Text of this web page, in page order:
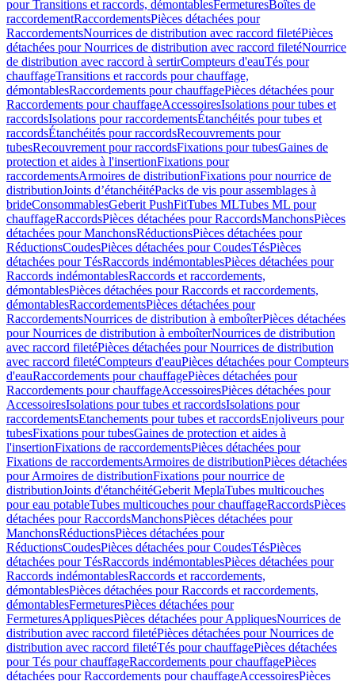
pour Transitions et raccords, démontablesFermeturesBoîtes de
raccordementRaccordementsPièces détachées pour
RaccordementsNourrices de distribution avec raccord filetéPièces
détachées pour Nourrices de distribution avec raccord filetéNourrice
de distribution avec raccord à sertirCompteurs d'eauTés pour
chauffageTransitions et raccords pour chauffage,
démontablesRaccordements pour chauffagePièces détachées pour
Raccordements pour chauffageAccessoiresIsolations pour tubes et
raccordsIsolations pour raccordementsÉtanchéités pour tubes et
raccordsÉtanchéités pour raccordsRecouvrements pour
tubesRecouvrement pour raccordsFixations pour tubesGaines de
protection et aides à l'insertionFixations pour
raccordementsArmoires de distributionFixations pour nourrice de
distributionJoints d’étanchéitéPacks de vis pour assemblages à
brideConsommablesGeberit PushFitTubes MLTubes ML pour
chauffageRaccordsPièces détachées pour RaccordsManchonsPièces
détachées pour ManchonsRéductionsPièces détachées pour
RéductionsCoudesPièces détachées pour CoudesTésPièces
détachées pour TésRaccords indémontablesPièces détachées pour
Raccords indémontablesRaccords et raccordements,
démontablesPièces détachées pour Raccords et raccordements,
démontablesRaccordementsPièces détachées pour
RaccordementsNourrices de distribution à emboîterPièces détachées
pour Nourrices de distribution à emboîterNourrices de distribution
avec raccord filetéPièces détachées pour Nourrices de distribution
avec raccord filetéCompteurs d'eauPièces détachées pour Compteurs
d'eauRaccordements pour chauffagePièces détachées pour
Raccordements pour chauffageAccessoiresPièces détachées pour
AccessoiresIsolations pour tubes et raccordsIsolations pour
raccordementsEtanchements pour tubes et raccordsEnjoliveurs pour
tubesFixations pour tubesGaines de protection et aides à
l'insertionFixations de raccordementsPièces détachées pour
Fixations de raccordementsArmoires de distributionPièces détachées
pour Armoires de distributionFixations pour nourrice de
distributionJoints d'étanchéitéGeberit MeplaTubes multicouches
pour eau potableTubes multicouches pour chauffageRaccordsPièces
détachées pour RaccordsManchonsPièces détachées pour
ManchonsRéductionsPièces détachées pour
RéductionsCoudesPièces détachées pour CoudesTésPièces
détachées pour TésRaccords indémontablesPièces détachées pour
Raccords indémontablesRaccords et raccordements,
démontablesPièces détachées pour Raccords et raccordements,
démontablesFermeturesPièces détachées pour
FermeturesAppliquesPièces détachées pour AppliquesNourrices de
distribution avec raccord filetéPièces détachées pour Nourrices de
distribution avec raccord filetéTés pour chauffagePièces détachées
pour Tés pour chauffageRaccordements pour chauffagePièces
détachées pour Raccordements pour chauffageAccessoiresPièces